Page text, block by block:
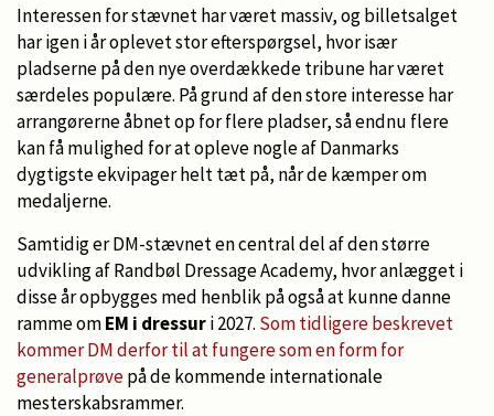
Interessen for stævnet har været massiv, og billetsalget
har igen i år oplevet stor efterspørgsel, hvor især
pladserne på den nye overdækkede tribune har været
særdeles populære. På grund af den store interesse har
arrangørerne åbnet op for flere pladser, så endnu flere
kan få mulighed for at opleve nogle af Danmarks
dygtigste ekvipager helt tæt på, når de kæmper om
medaljerne.
Samtidig er DM-stævnet en central del af den større
udvikling af Randbøl Dressage Academy, hvor anlægget i
disse år opbygges med henblik på også at kunne danne
ramme omEM i dressuri 2027. Som tidligere beskrevet
kommer DM derfor til at fungere som en form for
generalprøvepå de kommende internationale
mesterskabsrammer.